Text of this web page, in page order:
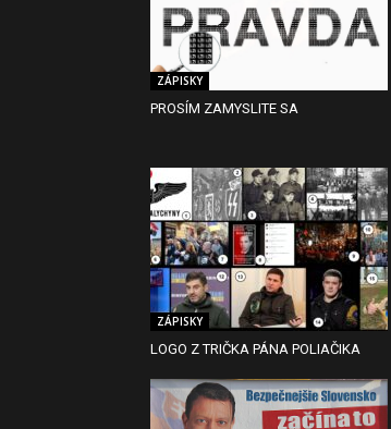
ZÁPISKY
PROSÍM ZAMYSLITE SA
ZÁPISKY
LOGO Z TRIČKA PÁNA POLIAČIKA